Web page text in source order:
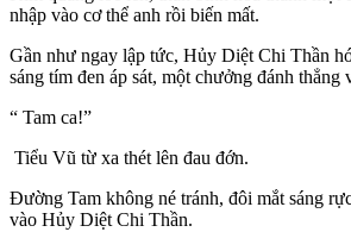
nhập vào cơ thể anh rồi biến mất.
Gần như ngay lập tức, Hủy Diệt Chi Thần
sáng tím đen áp sát, một chưởng đánh
“ Tam ca!”
Tiểu Vũ từ xa thét lên đau đớn.
Đường Tam không né tránh, đôi mắt sáng
vào Hủy Diệt Chi Thần.